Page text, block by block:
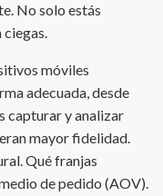
No solo estás
ciegas.
móviles
adecuada, desde
capturar y analizar
mayor fidelidad.
Qué franjas
de pedido (AOV).